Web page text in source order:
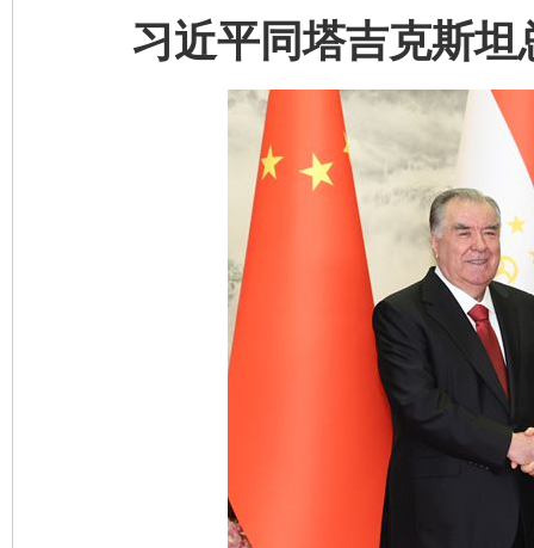
习近平同塔吉克斯坦